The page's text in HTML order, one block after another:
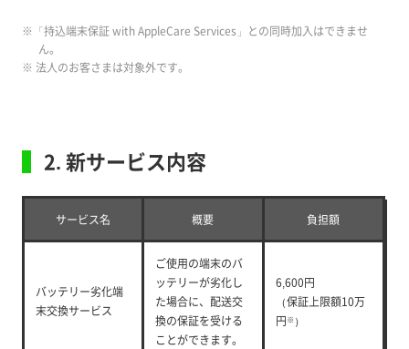
※「持込端末保証 with AppleCare Services」との同時加入はできませ
ん。
※ 法人のお客さまは対象外です。
2. 新サービス内容
サービス名 概要 負担額
バッテリー劣化端
末交換サービス
ご使用の端末のバ
ッテリーが劣化し
た場合に、配送交
換の保証を受ける
ことができます。
6,600円
（保証上限額10万
円※ ）